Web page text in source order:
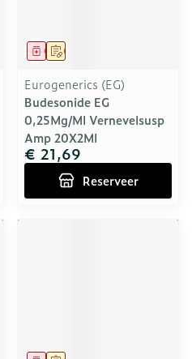
Op voorschrift
Geneesmiddel
Eurogenerics (EG)
Budesonide EG
0,25Mg/Ml Vernevelsusp
Amp 20X2Ml
€ 21,69
Reserveer